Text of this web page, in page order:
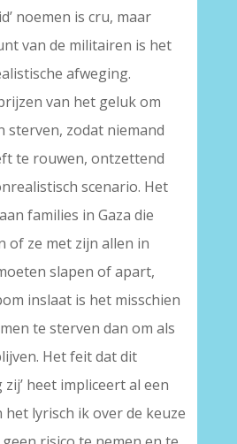
noemen is cru, maar
van de militairen is het
afweging.
van het geluk om
sterven, zodat niemand
te rouwen, ontzettend
scenario. Het
families in Gaza die
of ze met zijn allen in
slapen of apart,
inslaat is het misschien
te sterven dan om als
Het feit dat dit
zij’ heet impliceert al een
lyrisch ik over de keuze